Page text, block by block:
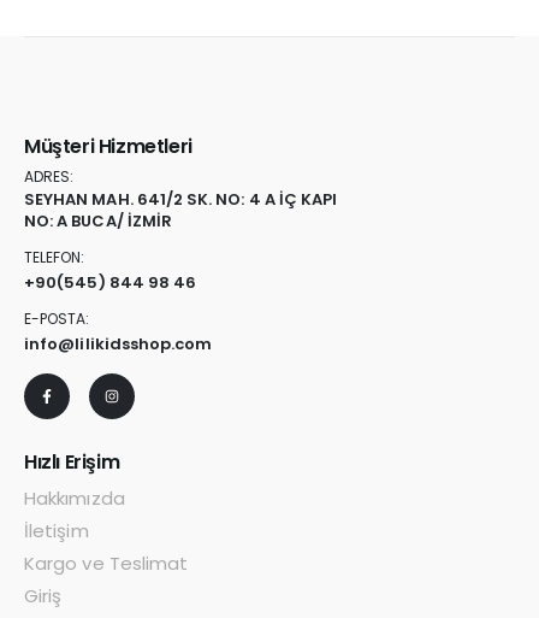
Müşteri Hizmetleri
ADRES:
SEYHAN MAH. 641/2 SK. NO: 4 A İÇ KAPI
NO: A BUCA/ İZMİR
TELEFON:
+90(545) 844 98 46
E-POSTA:
info@lilikidsshop.com
Hızlı Erişim
Hakkımızda
İletişim
Kargo ve Teslimat
Giriş